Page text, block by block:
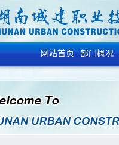
网站首页 部门概况